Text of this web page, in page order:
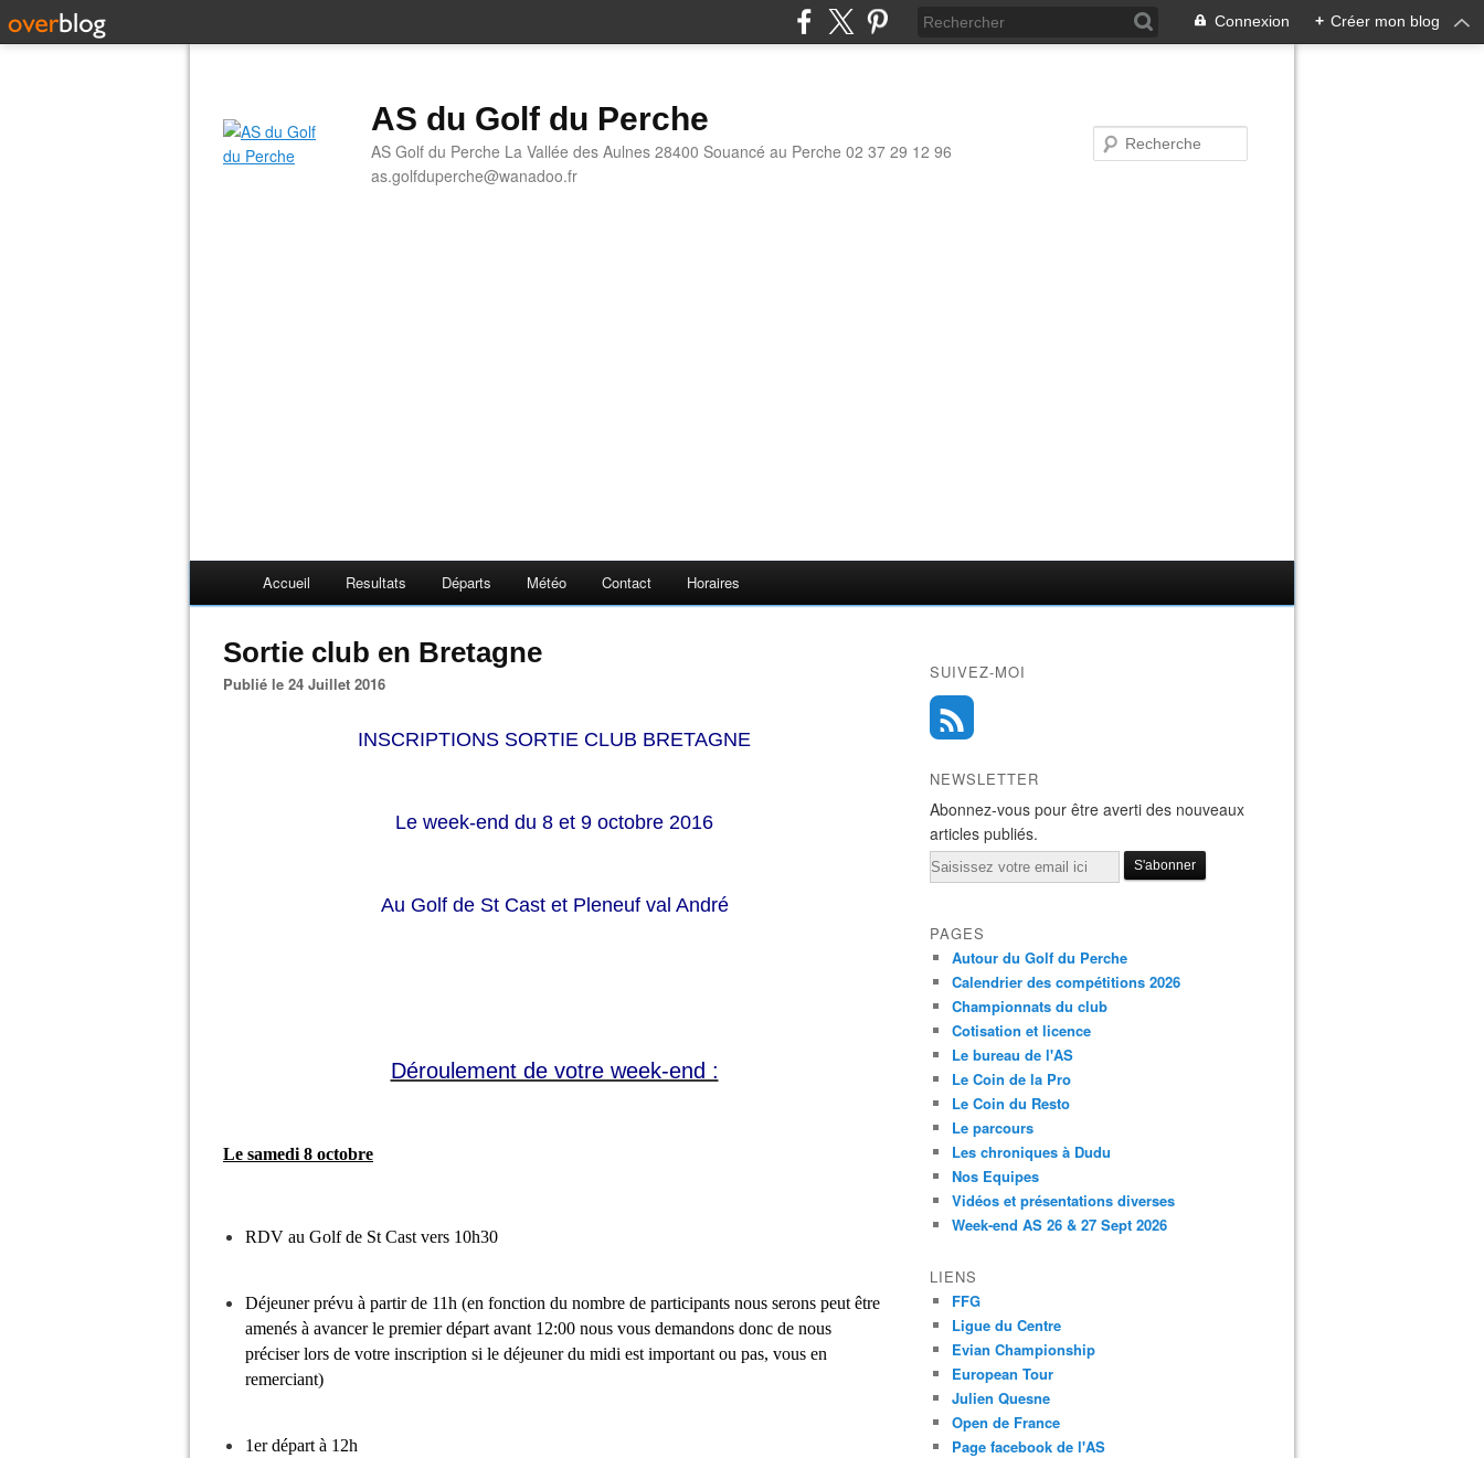
Connexion + Créer mon blog
AS du Golf du Perche
AS Golf du Perche La Vallée des Aulnes 28400 Souancé au Perche 02 37 29 12 96
as.golfduperche@wanadoo.fr
Accueil Resultats Départs Météo Contact Horaires
Sortie club en Bretagne
Publié le 24 Juillet 2016
INSCRIPTIONS SORTIE CLUB BRETAGNE
Le week-end du 8 et 9 octobre 2016
Au Golf de St Cast et Pleneuf val André
Déroulement de votre week-end :
Le samedi 8 octobre
RDV au Golf de St Cast vers 10h30
Déjeuner prévu à partir de 11h (en fonction du nombre de participants nous serons peut être
amenés à avancer le premier départ avant 12:00 nous vous demandons donc de nous
préciser lors de votre inscription si le déjeuner du midi est important ou pas, vous en
remerciant)
1er départ à 12h
SUIVEZ-MOI
NEWSLETTER
Abonnez-vous pour être averti des nouveaux
articles publiés.
Email
PAGES
Autour du Golf du Perche
Calendrier des compétitions 2026
Championnats du club
Cotisation et licence
Le bureau de l'AS
Le Coin de la Pro
Le Coin du Resto
Le parcours
Les chroniques à Dudu
Nos Equipes
Vidéos et présentations diverses
Week-end AS 26 & 27 Sept 2026
LIENS
FFG
Ligue du Centre
Evian Championship
European Tour
Julien Quesne
Open de France
Page facebook de l'AS